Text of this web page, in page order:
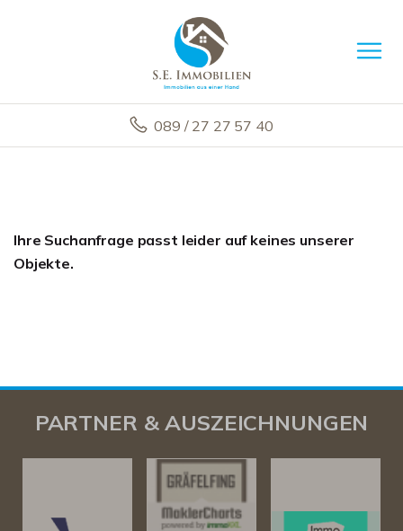
089 / 27 27 57 40
Ihre Suchanfrage passt leider auf keines unserer
Objekte.
PARTNER & AUSZEICHNUNGEN